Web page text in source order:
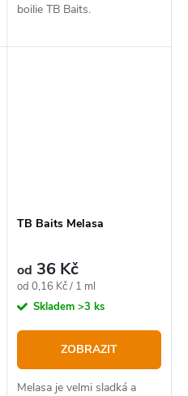
boilie TB Baits.
TB Baits Melasa
od 36 Kč
Měrná
cena:
od 0,16 Kč / 1 ml
Skladem >3 ks
ZOBRAZIT
Melasa je velmi sladká a